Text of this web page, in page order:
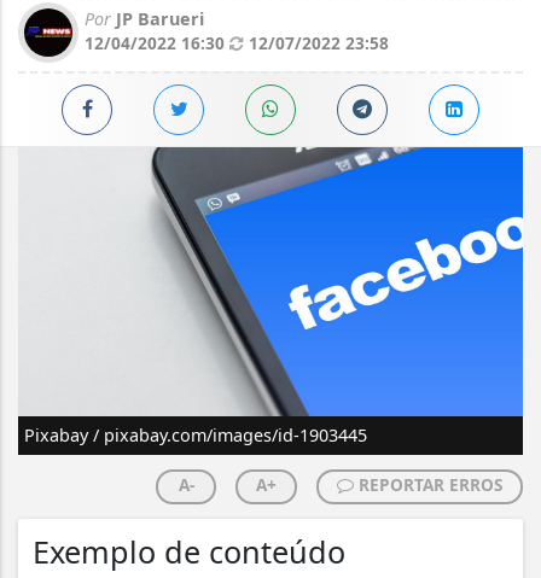
Por JP Barueri
12/04/2022 16:30
12/07/2022 23:58
Pixabay / pixabay.com/images/id-1903445
A- A+ REPORTAR ERROS
Exemplo de conteúdo